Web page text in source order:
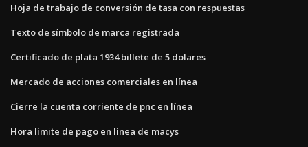
Hoja de trabajo de conversión de tasa con respuestas
Texto de símbolo de marca registrada
Certificado de plata 1934 billete de 5 dolares
Mercado de acciones comerciales en línea
Cierre la cuenta corriente de pnc en línea
Hora límite de pago en línea de macys